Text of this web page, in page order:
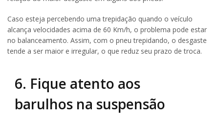
Caso esteja percebendo uma trepidação quando o veículo
alcança velocidades acima de 60 Km/h, o problema pode estar
no balanceamento. Assim, com o pneu trepidando, o desgaste
tende a ser maior e irregular, o que reduz seu prazo de troca.
6. Fique atento aos
barulhos na suspensão